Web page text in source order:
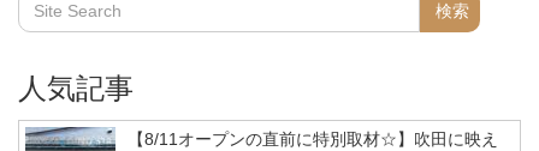
人気記事
【8/11オープンの直前に特別取材☆】吹田に映え